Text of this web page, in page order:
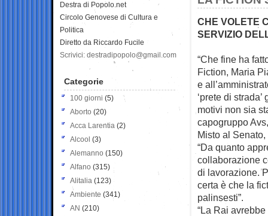
CHE VOLETE
SERVIZIO
“Che fine ha
Fiction, Maria
e
‘prete di
motivi non sia
capogruppo
Misto al
“Da quanto
collaborazione
di lavorazione.
certa è che la
palinsesti”.
“La Rai
Destra di Popolo.net
Circolo Genovese di Cultura e
Politica
Diretto da Riccardo Fucile
Scrivici: destradipopolo@gmail.com
Categorie
100 giorni (5)
Aborto (20)
Acca Larentia (2)
Alcool (3)
Alemanno (150)
Alfano (315)
Alitalia (123)
Ambiente (341)
AN (210)